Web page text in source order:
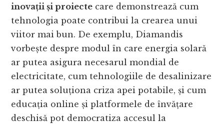
inovații și proiecte care demonstrează cum
tehnologia poate contribui la crearea unui
viitor mai bun. De exemplu, Diamandis
vorbește despre modul în care energia solară
ar putea asigura necesarul mondial de
electricitate, cum tehnologiile de desalinizare
ar putea soluționa criza apei potabile, și cum
educația online și platformele de învățare
deschisă pot democratiza accesul la